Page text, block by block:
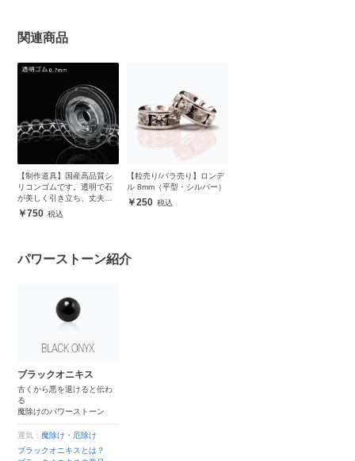
関連商品
【制作道具】国産高品質シ
リコンゴムです。透明で石
が美しく引き立ち、丈夫で
安心750
【粒売り/バラ売り】ロンデ
ル 8mm（平型・シルバー）
250
パワーストーン紹介
ブラックオニキス
古くから悪を退けると伝わ
る
魔除けのパワーストーン
運気： 魔除け・厄除け
ブラックオニキスとは？